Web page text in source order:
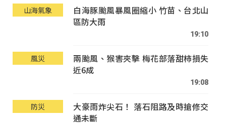
山海氣象
白海豚颱風暴風圈縮小 竹苗、台北山
區防大雨
19:10
風災
兩颱風、猴害夾擊 梅花部落甜柿損失
近6成
19:08
防災
大豪雨炸尖石！ 落石阻路及時搶修交
通未斷